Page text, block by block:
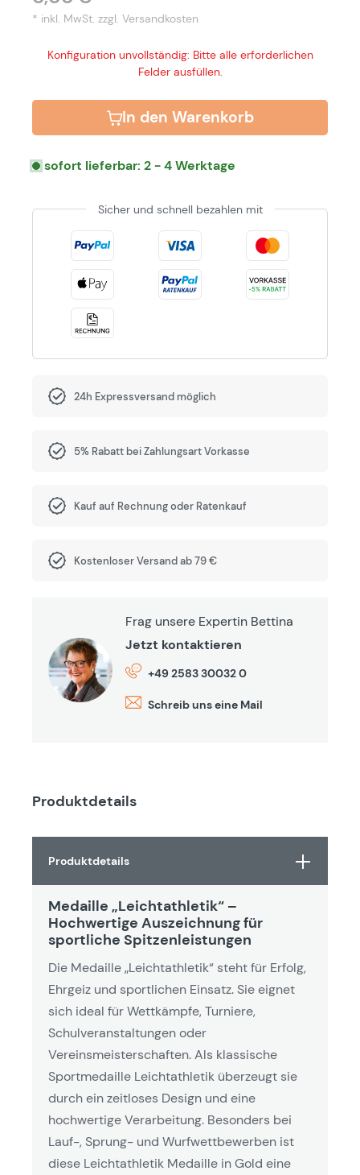
* inkl. MwSt. zzgl. Versandkosten
Konfiguration unvollständig: Bitte alle erforderlichen
Felder ausfüllen.
In den Warenkorb
sofort lieferbar: 2 - 4 Werktage
Sicher und schnell bezahlen mit
24h Expressversand möglich
5% Rabatt bei Zahlungsart Vorkasse
Kauf auf Rechnung oder Ratenkauf
Kostenloser Versand ab 79 €
Frag unsere Expertin Bettina
Jetzt kontaktieren
+49 2583 30032 0
Schreib uns eine Mail
Produktdetails
Produktdetails
Medaille „Leichtathletik“ –
Hochwertige Auszeichnung für
sportliche Spitzenleistungen
Die Medaille „Leichtathletik“ steht für Erfolg,
Ehrgeiz und sportlichen Einsatz. Sie eignet
sich ideal für Wettkämpfe, Turniere,
Schulveranstaltungen oder
Vereinsmeisterschaften. Als klassische
Sportmedaille Leichtathletik überzeugt sie
durch ein zeitloses Design und eine
hochwertige Verarbeitung. Besonders bei
Lauf-, Sprung- und Wurfwettbewerben ist
diese Leichtathletik Medaille in Gold eine